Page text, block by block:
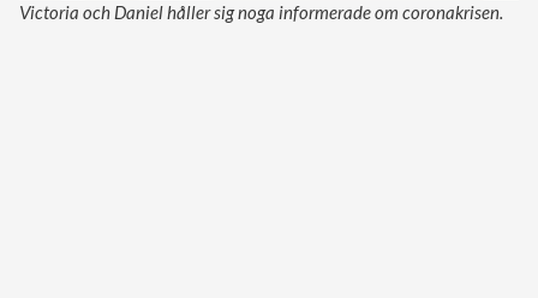
Victoria och Daniel håller sig noga informerade om coronakrisen.